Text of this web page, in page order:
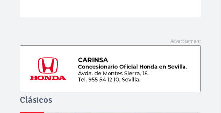
Clásicos